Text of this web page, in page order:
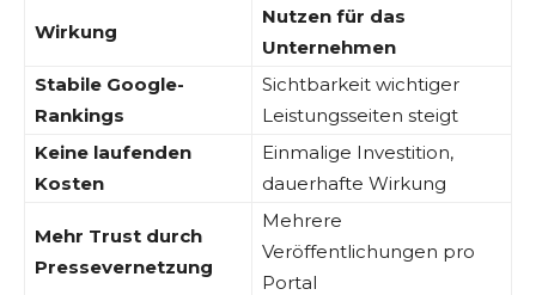
Wirkung
Nutzen für das
Unternehmen
Stabile Google-
Rankings
Sichtbarkeit wichtiger
Leistungsseiten steigt
Keine laufenden
Kosten
Einmalige Investition,
dauerhafte Wirkung
Mehr Trust durch
Pressevernetzung
Mehrere
Veröffentlichungen pro
Portal